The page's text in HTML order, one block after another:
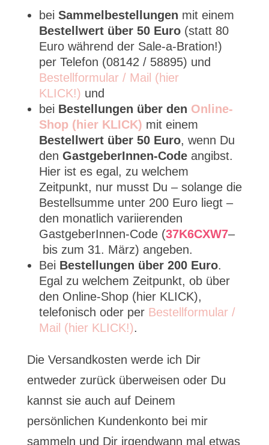
bei Sammelbestellungen mit einem
Bestellwert über 50 Euro (statt 80
Euro während der Sale-a-Bration!)
per Telefon (08142 / 58895) und
Bestellformular / Mail (hier
KLICK!) und
bei Bestellungen über den Online-
Shop (hier KLICK) mit einem
Bestellwert über 50 Euro, wenn Du
den GastgeberInnen-Codeangibst.
Hier ist es egal, zu welchem
Zeitpunkt, nur musst Du – solange die
Bestellsumme unter 200 Euro liegt –
den monatlich variierenden
GastgeberInnen-Code (37K6CXW7–
bis zum 31. März) angeben.
Bei Bestellungen über 200 Euro.
Egal zu welchem Zeitpunkt, ob über
den Online-Shop (hier KLICK),
telefonisch oder per Bestellformular /
Mail (hier KLICK!).
Die Versandkosten werde ich Dir
entweder zurück überweisen oder Du
kannst sie auch auf Deinem
persönlichen Kundenkonto bei mir
sammeln und Dir irgendwann mal etwas